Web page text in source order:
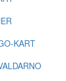
KART